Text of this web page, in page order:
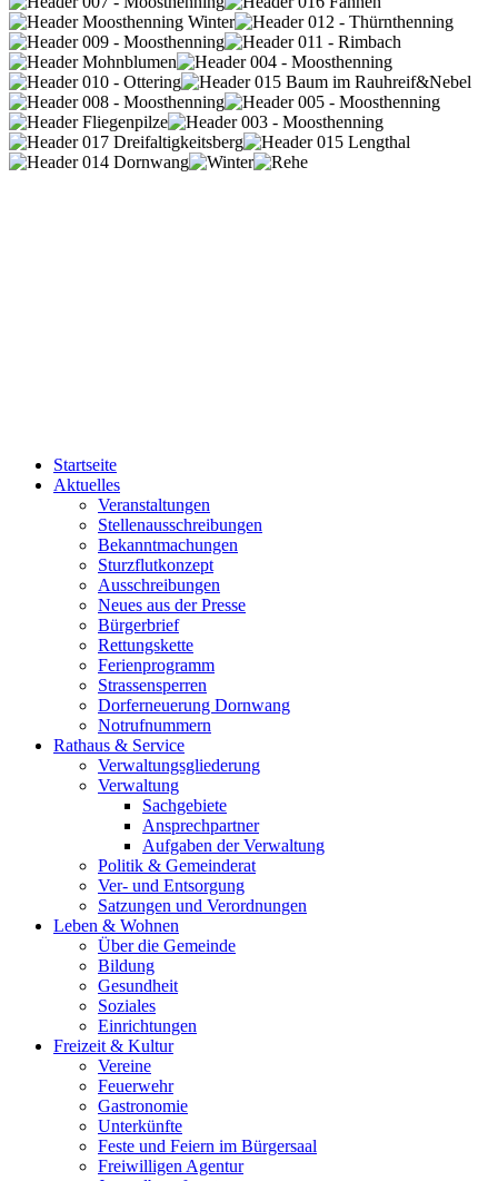
Startseite
Aktuelles
Veranstaltungen
Stellenausschreibungen
Bekanntmachungen
Sturzflutkonzept
Ausschreibungen
Neues aus der Presse
Bürgerbrief
Rettungskette
Ferienprogramm
Strassensperren
Dorferneuerung Dornwang
Notrufnummern
Rathaus & Service
Verwaltungsgliederung
Verwaltung
Sachgebiete
Ansprechpartner
Aufgaben der Verwaltung
Politik & Gemeinderat
Ver- und Entsorgung
Satzungen und Verordnungen
Leben & Wohnen
Über die Gemeinde
Bildung
Gesundheit
Soziales
Einrichtungen
Freizeit & Kultur
Vereine
Feuerwehr
Gastronomie
Unterkünfte
Feste und Feiern im Bürgersaal
Freiwilligen Agentur